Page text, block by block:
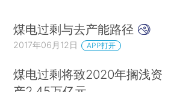
煤电过剩与去产能路径
2017年06月12日 APP打开
煤电过剩将致2020年搁浅资